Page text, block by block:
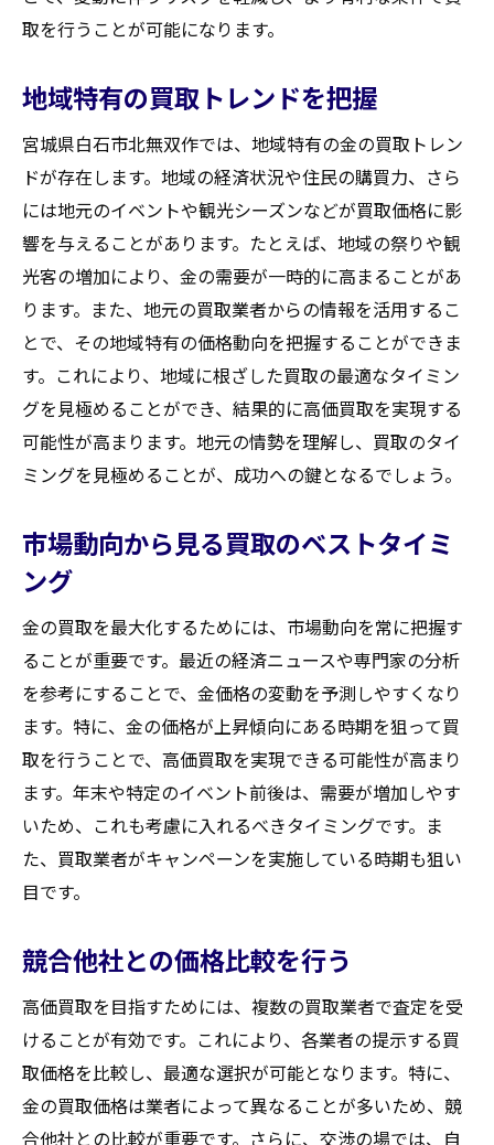
取を行うことが可能になります。
地域特有の買取トレンドを把握
宮城県白石市北無双作では、地域特有の金の買取トレン
ドが存在します。地域の経済状況や住民の購買力、さら
には地元のイベントや観光シーズンなどが買取価格に影
響を与えることがあります。たとえば、地域の祭りや観
光客の増加により、金の需要が一時的に高まることがあ
ります。また、地元の買取業者からの情報を活用するこ
とで、その地域特有の価格動向を把握することができま
す。これにより、地域に根ざした買取の最適なタイミン
グを見極めることができ、結果的に高価買取を実現する
可能性が高まります。地元の情勢を理解し、買取のタイ
ミングを見極めることが、成功への鍵となるでしょう。
市場動向から見る買取のベストタイミ
ング
金の買取を最大化するためには、市場動向を常に把握す
ることが重要です。最近の経済ニュースや専門家の分析
を参考にすることで、金価格の変動を予測しやすくなり
ます。特に、金の価格が上昇傾向にある時期を狙って買
取を行うことで、高価買取を実現できる可能性が高まり
ます。年末や特定のイベント前後は、需要が増加しやす
いため、これも考慮に入れるべきタイミングです。ま
た、買取業者がキャンペーンを実施している時期も狙い
目です。
競合他社との価格比較を行う
高価買取を目指すためには、複数の買取業者で査定を受
けることが有効です。これにより、各業者の提示する買
取価格を比較し、最適な選択が可能となります。特に、
金の買取価格は業者によって異なることが多いため、競
合他社との比較が重要です。さらに、交渉の場では、自